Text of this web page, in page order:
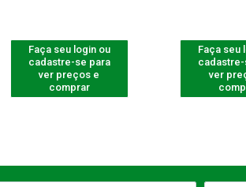
Faça seu login ou
cadastre-se para
ver preços e
comprar
Faça seu
ver